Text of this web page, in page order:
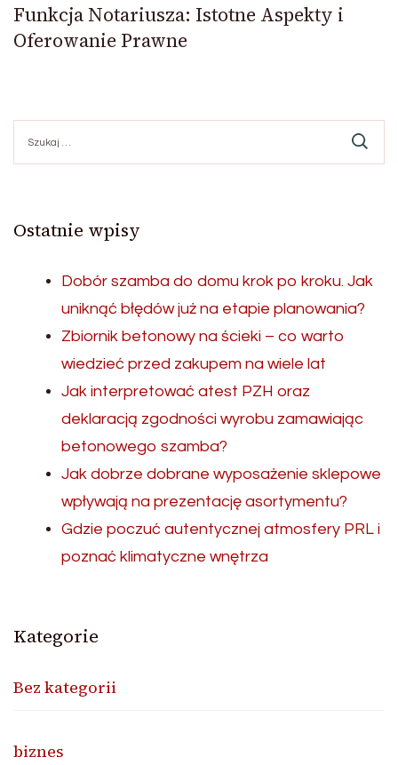
Funkcja Notariusza: Istotne Aspekty i
Oferowanie Prawne
Ostatnie wpisy
Dobór szamba do domu krok po kroku. Jak
uniknąć błędów już na etapie planowania?
Zbiornik betonowy na ścieki – co warto
wiedzieć przed zakupem na wiele lat
Jak interpretować atest PZH oraz
deklaracją zgodności wyrobu zamawiając
betonowego szamba?
Jak dobrze dobrane wyposażenie sklepowe
wpływają na prezentację asortymentu?
Gdzie poczuć autentycznej atmosfery PRL i
poznać klimatyczne wnętrza
Kategorie
Bez kategorii
biznes